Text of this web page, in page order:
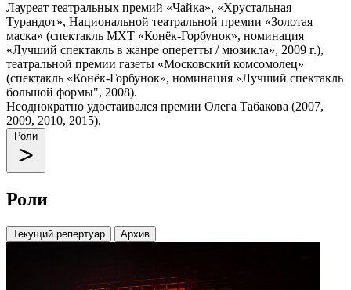
Лауреат театральных премий «Чайка», «Хрустальная
Турандот», Национальной театральной премии «Золотая
маска» (спектакль МХТ «Конёк-Горбунок», номинация
«Лучший спектакль в жанре оперетты / мюзикла», 2009 г.),
театральной премии газеты «Московский комсомолец»
(спектакль «Конёк-Горбунок», номинация «Лучший спектакль
большой формы", 2008).
Неоднократно удостаивался премии Олега Табакова (2007,
2009, 2010, 2015).
Роли
Роли
Текущий репертуар Архив